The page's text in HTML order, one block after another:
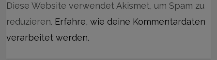
Diese Website verwendet Akismet, um Spam zu
reduzieren. Erfahre, wie deine Kommentardaten
verarbeitet werden.